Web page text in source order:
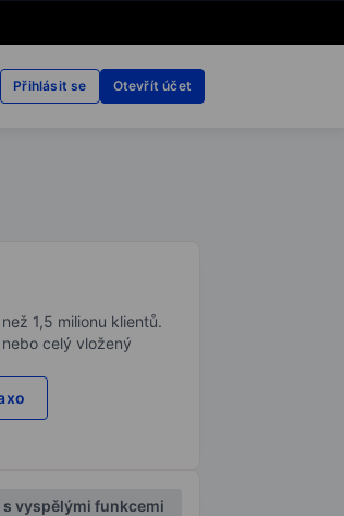
Přihlásit se Otevřít účet
1,5 milionu klientů.
celý vložený
s vyspělými funkcemi